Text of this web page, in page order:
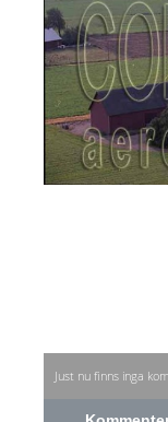
Just nu finns inga